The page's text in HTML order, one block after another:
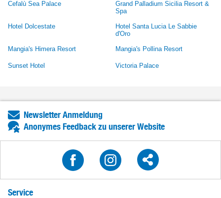
Cefalù Sea Palace
Grand Palladium Sicilia Resort &
Spa
Hotel Dolcestate
Hotel Santa Lucia Le Sabbie
d'Oro
Mangia's Himera Resort Mangia's Pollina Resort
Sunset Hotel Victoria Palace
Newsletter Anmeldung
Anonymes Feedback zu unserer Website
Service